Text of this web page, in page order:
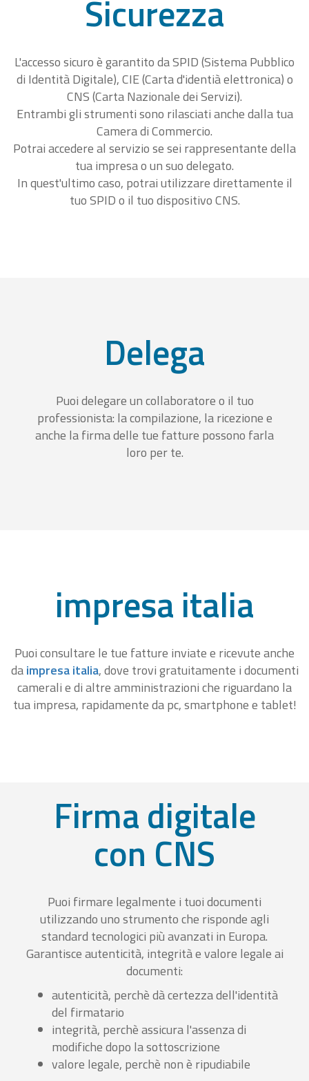
Sicurezza
L'accesso sicuro è garantito da SPID (Sistema Pubblico
di Identità Digitale), CIE (Carta d'identià elettronica) o
CNS (Carta Nazionale dei Servizi).
Entrambi gli strumenti sono rilasciati anche dalla tua
Camera di Commercio.
Potrai accedere al servizio se sei rappresentante della
tua impresa o un suo delegato.
In quest'ultimo caso, potrai utilizzare direttamente il
tuo SPID o il tuo dispositivo CNS.
Delega
Puoi delegare un collaboratore o il tuo
professionista: la compilazione, la ricezione e
anche la firma delle tue fatture possono farla
loro per te.
impresa italia
Puoi consultare le tue fatture inviate e ricevute anche
daimpresa italia, dove trovi gratuitamente i documenti
camerali e di altre amministrazioni che riguardano la
tua impresa, rapidamente da pc, smartphone e tablet!
Firma digitale
con CNS
Puoi firmare legalmente i tuoi documenti
utilizzando uno strumento che risponde agli
standard tecnologici più avanzati in Europa.
Garantisce autenticità, integrità e valore legale ai
documenti:
autenticità, perchè dà certezza dell'identità
del firmatario
integrità, perchè assicura l'assenza di
modifiche dopo la sottoscrizione
valore legale, perchè non è ripudiabile